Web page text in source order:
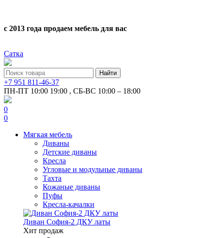
с 2013 года продаем мебель для вас
Сатка
+7 951 811-46-37
ПН-ПТ 10:00 19:00 , СБ-ВС 10:00 – 18:00
0
0
Мягкая мебель
Диваны
Детские диваны
Кресла
Угловые и модульные диваны
Тахта
Кожаные диваны
Пуфы
Кресла-качалки
Диван София-2 ДКУ латы
Хит продаж